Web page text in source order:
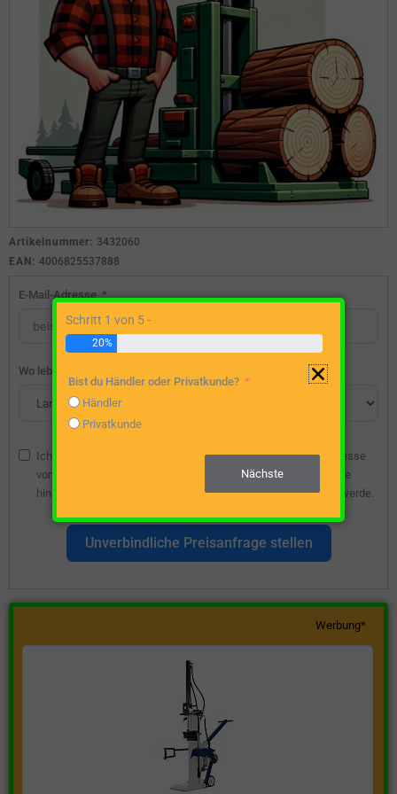
Artikelnummer: 3432060
EAN: 4006825537888
E-Mail-Adresse
Wo lebst du?
Ich bin damit einverstanden, dass die angegebene E-Mail-Adresse
vom Webseitenbetreiber gespeichert wird, damit ich über diese
hinsichtlich eines unverbindlichen Preisangebots kontaktiert werde.
Unverbindliche Preisanfrage stellen
Werbung*
Schritt 1 von 5 -
20%
Bist du Händler oder Privatkunde?
Händler
Privatkunde
Nächste